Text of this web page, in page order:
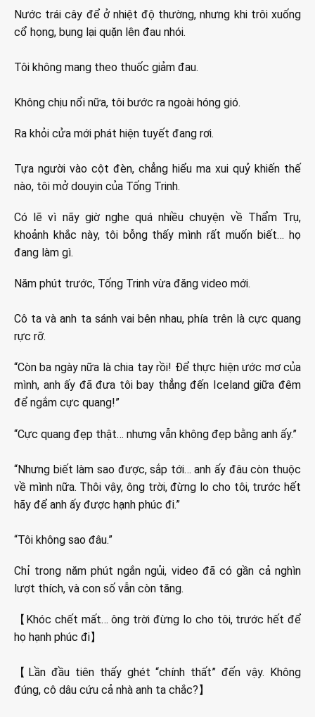
Nước trái cây để ở nhiệt độ thường, nhưng khi trôi xuống
cổ họng, bụng lại quặn lên đau nhói.
Tôi không mang theo thuốc giảm đau.
Không chịu nổi nữa, tôi bước ra ngoài hóng gió.
Ra khỏi cửa mới phát hiện tuyết đang rơi.
Tựa người vào cột đèn, chẳng hiểu ma xui quỷ khiến thế
nào, tôi mở douyin của Tống Trinh.
Có lẽ vì nãy giờ nghe quá nhiều chuyện về Thẩm Trụ,
khoảnh khắc này, tôi bỗng thấy mình rất muốn biết… họ
đang làm gì.
Năm phút trước, Tống Trinh vừa đăng video mới.
Cô ta và anh ta sánh vai bên nhau, phía trên là cực quang
rực rỡ.
“Còn ba ngày nữa là chia tay rồi! Để thực hiện ước mơ của
mình, anh ấy đã đưa tôi bay thẳng đến Iceland giữa đêm
để ngắm cực quang!”
“Cực quang đẹp thật… nhưng vẫn không đẹp bằng anh ấy.”
“Nhưng biết làm sao được, sắp tới… anh ấy đâu còn thuộc
về mình nữa. Thôi vậy, ông trời, đừng lo cho tôi, trước hết
hãy để anh ấy được hạnh phúc đi.”
“Tôi không sao đâu.”
Chỉ trong năm phút ngắn ngủi, video đã có gần cả nghìn
lượt thích, và con số vẫn còn tăng.
【Khóc chết mất… ông trời đừng lo cho tôi, trước hết để
họ hạnh phúc đi】
【Lần đầu tiên thấy ghét “chính thất” đến vậy. Không
đúng, cô dâu cứu cả nhà anh ta chắc?】